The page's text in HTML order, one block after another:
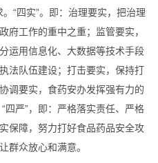
“四实”。即：治理要实，把治理
府工作的重中之重；监管要实，
运用信息化、大数据等技术手段
法队伍建设；打击要实，保持打
调要实，食药安办发挥强有力的
四严”，即：严格落实责任、严格
保障，努力打好食品药品安全攻
群众放心和满意。